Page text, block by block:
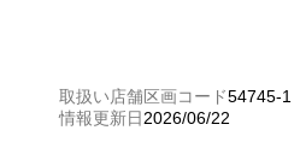
取扱い店舗区画コード54745-1
情報更新日2026/06/22